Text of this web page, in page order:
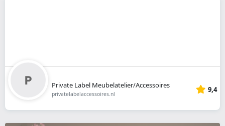
Private Label Meubelatelier/Accessoires
privatelabelaccessoires.nl 9,4